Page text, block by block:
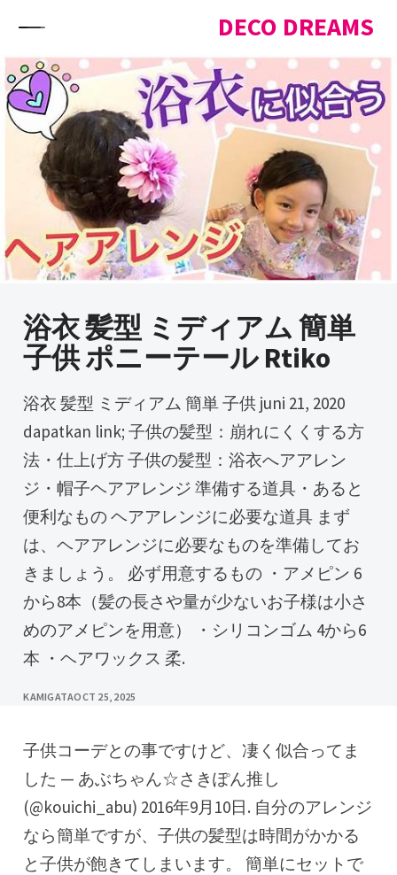
DECO DREAMS
浴衣 髪型 ミディアム 簡単
子供 ポニーテール Rtiko
浴衣 髪型 ミディアム 簡単 子供 juni 21, 2020
dapatkan link; 子供の髪型：崩れにくくする方
法・仕上げ方 子供の髪型：浴衣へアアレン
ジ・帽子ヘアアレンジ 準備する道具・あると
便利なもの ヘアアレンジに必要な道具 まず
は、ヘアアレンジに必要なものを準備してお
きましょう。 必ず用意するもの ・アメピン 6
から8本（髪の長さや量が少ないお子様は小さ
めのアメピンを用意） ・シリコンゴム 4から6
本 ・ヘアワックス 柔.
KAMIGATAOCT 25, 2025
子供コーデとの事ですけど、凄く似合ってま
した — あぶちゃん☆さきぽん推し
(@kouichi_abu) 2016年9月10日. 自分のアレンジ
なら簡単ですが、子供の髪型は時間がかかる
と子供が飽きてしまいます。 簡単にセットで